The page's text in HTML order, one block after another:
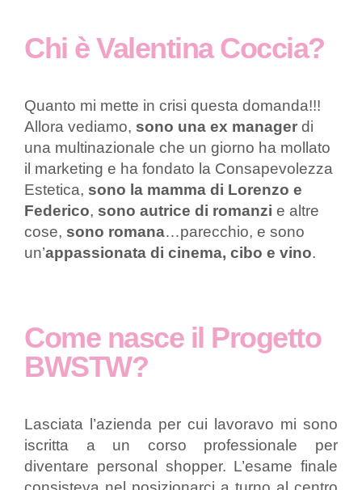
Chi è Valentina Coccia?
Quanto mi mette in crisi questa domanda!!!
Allora vediamo, sono una ex manager di
una multinazionale che un giorno ha mollato
il marketing e ha fondato la Consapevolezza
Estetica, sono la mamma di Lorenzo e
Federico, sono autrice di romanzi e altre
cose, sono romana…parecchio, e sono
un’appassionata di cinema, cibo e vino.
Come nasce il Progetto
BWSTW?
Lasciata l’azienda per cui lavoravo mi sono
iscritta a un corso professionale per
diventare personal shopper. L’esame finale